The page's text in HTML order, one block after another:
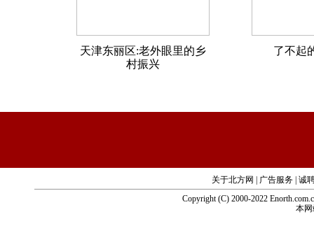
天津东丽区:老外眼里的乡
村振兴
了不起
关于北方网 广告服务 诚
Copyright (C) 2000-2022
本